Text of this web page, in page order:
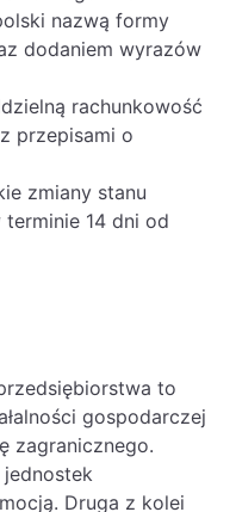
nazwą formy
dodaniem wyrazów
rachunkowość
przepisami o
zmiany stanu
14 dni od
to
gospodarczej
zagranicznego.
Druga z kolei